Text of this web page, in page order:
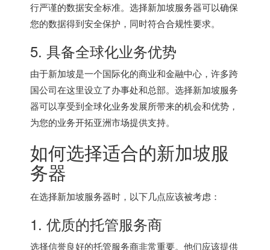
行严谨的数据安全标准。选择新加坡服务器可以确保
您的数据得到安全保护，同时符合合规性要求。
5. 具备全球化业务优势
由于新加坡是一个国际化的商业和金融中心，许多跨
国公司在这里设立了办事处和总部。选择新加坡服务
器可以享受到全球化业务发展所带来的机会和优势，
为您的业务开拓亚洲市场提供支持。
如何选择适合的新加坡服
务器
在选择新加坡服务器时，以下几点应该被考虑：
1. 优质的托管服务商
选择信誉良好的托管服务商非常重要。他们应该提供